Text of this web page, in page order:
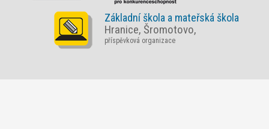
Základní škola a mateřská škola
Hranice, Šromotovo,
příspěvková organizace